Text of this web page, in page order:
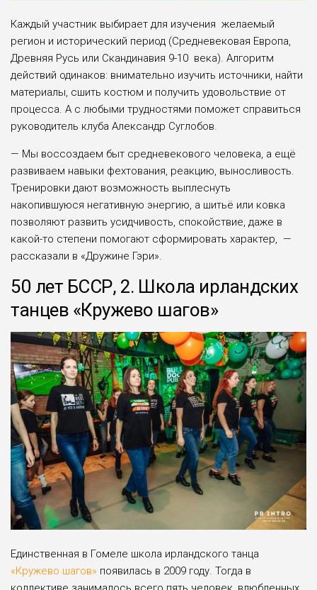
Каждый участник выбирает для изучения желаемый
регион и исторический период (Средне­вековая Европа,
Древняя Русь или Скандинавия 9-10 века). Алгоритм
действий одинаков: внимательно изучить источники, найти
материалы, сшить костюм и получить удоволь­ствие от
процесса. А с любыми трудностями поможет справиться
руководитель клуба Александр Суглобов.
— Мы воссоздаем быт средневеко­вого человека, а ещё
развиваем навыки фехтования, реакцию, вынос­ливость.
Тренировки дают возможность вы­плеснуть
накопившуюся негативную энергию, а ши­тьё или ковка
позволяют развить усидчивость, спо­койствие, даже в
какой-то степени помога­ют сформировать характер, —
рассказали в «Дружине Гэри».
50 лет БССР, 2. Школа ирландских
танцев «Кружево шагов»
Единственная в Гомеле школа ирландского танца
«Кружево шагов» появилась в 2009 году. Тогда в